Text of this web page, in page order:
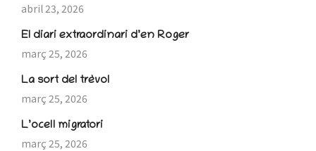
abril 23, 2026
El diari extraordinari d’en Roger
març 25, 2026
La sort del trèvol
març 25, 2026
L’ocell migratori
març 25, 2026